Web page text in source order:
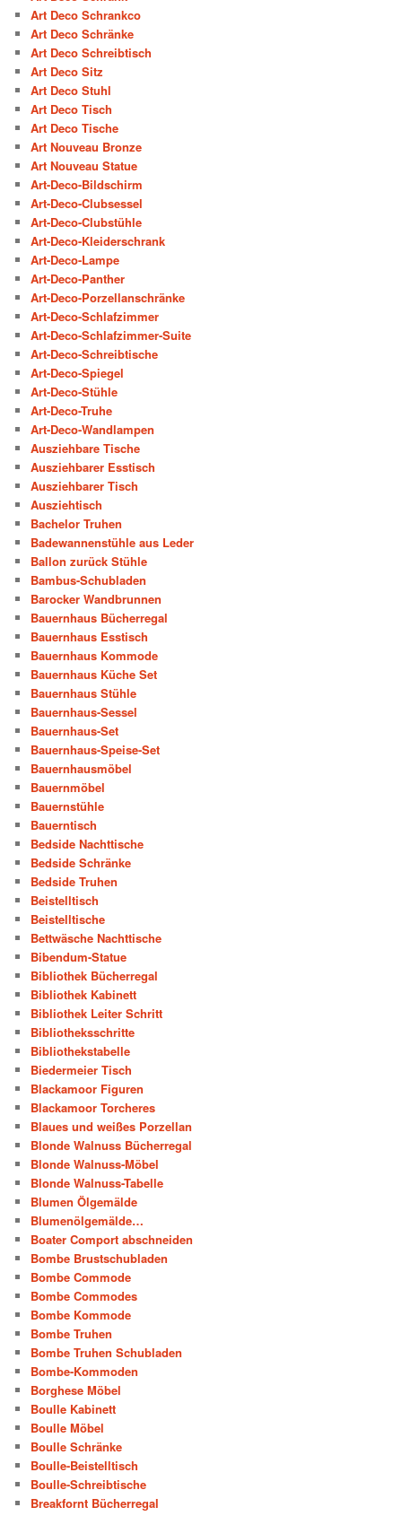
Art Deco Schrankco
Art Deco Schränke
Art Deco Schreibtisch
Art Deco Sitz
Art Deco Stuhl
Art Deco Tisch
Art Deco Tische
Art Nouveau Bronze
Art Nouveau Statue
Art-Deco-Bildschirm
Art-Deco-Clubsessel
Art-Deco-Clubstühle
Art-Deco-Kleiderschrank
Art-Deco-Lampe
Art-Deco-Panther
Art-Deco-Porzellanschränke
Art-Deco-Schlafzimmer
Art-Deco-Schlafzimmer-Suite
Art-Deco-Schreibtische
Art-Deco-Spiegel
Art-Deco-Stühle
Art-Deco-Truhe
Art-Deco-Wandlampen
Ausziehbare Tische
Ausziehbarer Esstisch
Ausziehbarer Tisch
Ausziehtisch
Bachelor Truhen
Badewannenstühle aus Leder
Ballon zurück Stühle
Bambus-Schubladen
Barocker Wandbrunnen
Bauernhaus Bücherregal
Bauernhaus Esstisch
Bauernhaus Kommode
Bauernhaus Küche Set
Bauernhaus Stühle
Bauernhaus-Sessel
Bauernhaus-Set
Bauernhaus-Speise-Set
Bauernhausmöbel
Bauernmöbel
Bauernstühle
Bauerntisch
Bedside Nachttische
Bedside Schränke
Bedside Truhen
Beistelltisch
Beistelltische
Bettwäsche Nachttische
Bibendum-Statue
Bibliothek Bücherregal
Bibliothek Kabinett
Bibliothek Leiter Schritt
Bibliotheksschritte
Bibliothekstabelle
Biedermeier Tisch
Blackamoor Figuren
Blackamoor Torcheres
Blaues und weißes Porzellan
Blonde Walnuss Bücherregal
Blonde Walnuss-Möbel
Blonde Walnuss-Tabelle
Blumen Ölgemälde
Blumenölgemälde…
Boater Comport abschneiden
Bombe Brustschubladen
Bombe Commode
Bombe Commodes
Bombe Kommode
Bombe Truhen
Bombe Truhen Schubladen
Bombe-Kommoden
Borghese Möbel
Boulle Kabinett
Boulle Möbel
Boulle Schränke
Boulle-Beistelltisch
Boulle-Schreibtische
Breakfornt Bücherregal